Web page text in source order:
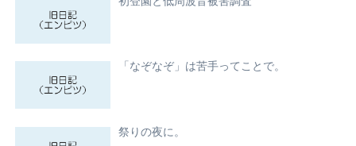
「なぞなぞ」は苦手ってことで。
祭りの夜に。